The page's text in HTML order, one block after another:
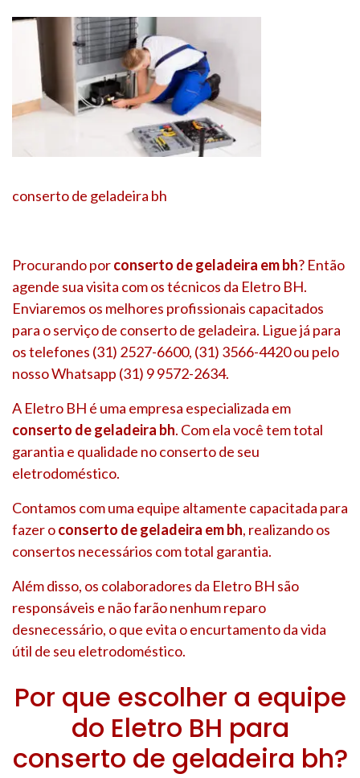
conserto de geladeira bh
Procurando porconserto de geladeira em bh? Então
agende sua visita com os técnicos da Eletro BH.
Enviaremos os melhores profissionais capacitados
para o serviço de conserto de geladeira. Ligue já para
os telefones (31) 2527-6600, (31) 3566-4420 ou pelo
nosso Whatsapp (31) 9 9572-2634.
A Eletro BH é uma empresa especializada em
conserto de geladeira bh. Com ela você tem total
garantia e qualidade no conserto de seu
eletrodoméstico.
Contamos com uma equipe altamente capacitada para
fazer oconserto de geladeira em bh, realizando os
consertos necessários com total garantia.
Além disso, os colaboradores da Eletro BH são
responsáveis e não farão nenhum reparo
desnecessário, o que evita o encurtamento da vida
útil de seu eletrodoméstico.
Por que escolher a equipe
do Eletro BH para
conserto de geladeira bh?